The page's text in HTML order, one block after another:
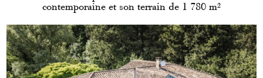
contemporaine et son terrain de 1 780 m²